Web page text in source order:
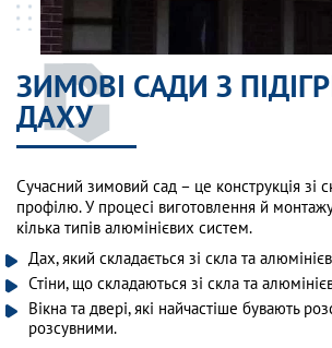
ЗИМОВІ САДИ З
ДАХУ
Сучасний зимовий сад – це конструкція зі
профілю. У процесі виготовлення й
кілька типів алюмінієвих систем.
Дах, який складається зі скла та
Стіни, що складаються зі скла та
Вікна та двері, які найчастіше бувають
розсувними.